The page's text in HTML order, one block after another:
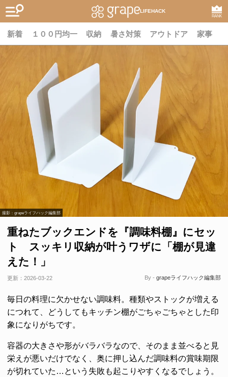
LIFEHACK
RANK
新着 １００円均一 収納 暑さ対策 アウトドア 家事
撮影：grapeライフハック編集部
重ねたブックエンドを『調味料棚』にセッ
ト スッキリ収納が叶うワザに「棚が見違
えた！」
更新： 2026-03-22 By - grapeライフハック編集部
毎日の料理に欠かせない調味料。種類やストックが増える
につれて、どうしてもキッチン棚がごちゃごちゃとした印
象になりがちです。
容器の大きさや形がバラバラなので、そのまま並べると見
栄えが悪いだけでなく、奥に押し込んだ調味料の賞味期限
が切れていた…という失敗も起こりやすくなるでしょう。